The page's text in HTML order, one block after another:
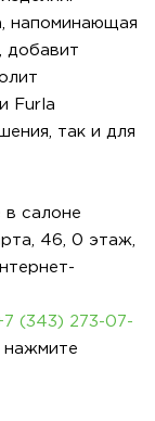
напоминающая
добавит
Furla
так и для
в салоне
46, 0 этаж,
(343) 273-07-
нажмите